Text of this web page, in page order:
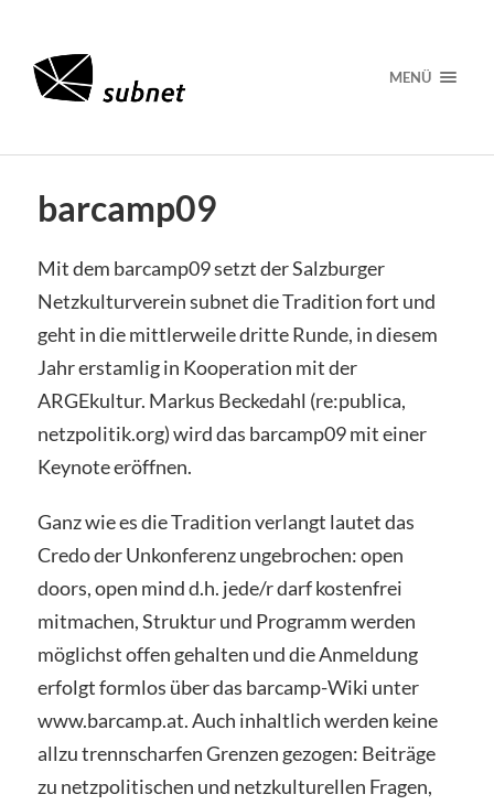
MENÜ
barcamp09
Mit dem barcamp09 setzt der Salzburger
Netzkulturverein subnet die Tradition fort und
geht in die mittlerweile dritte Runde, in diesem
Jahr erstamlig in Kooperation mit der
ARGEkultur. Markus Beckedahl (re:publica,
netzpolitik.org) wird das barcamp09 mit einer
Keynote eröffnen.
Ganz wie es die Tradition verlangt lautet das
Credo der Unkonferenz ungebrochen: open
doors, open mind d.h. jede/r darf kostenfrei
mitmachen, Struktur und Programm werden
möglichst offen gehalten und die Anmeldung
erfolgt formlos über das barcamp-Wiki unter
www.barcamp.at. Auch inhaltlich werden keine
allzu trennscharfen Grenzen gezogen: Beiträge
zu netzpolitischen und netzkulturellen Fragen,